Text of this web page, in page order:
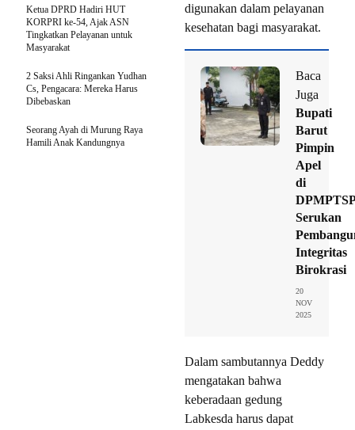
digunakan dalam pelayanan
kesehatan bagi masyarakat.
Baca
Juga
Bupati
Barut
Pimpin
Apel
di
Serukan
Integritas
Birokrasi
20
NOV
2025
Dalam sambutannya Deddy
mengatakan bahwa
keberadaan gedung
Labkesda harus dapat
Ketua DPRD Hadiri HUT
KORPRI ke-54, Ajak ASN
Tingkatkan Pelayanan untuk
Masyarakat
2 Saksi Ahli Ringankan Yudhan
Cs, Pengacara: Mereka Harus
Dibebaskan
Seorang Ayah di Murung Raya
Hamili Anak Kandungnya